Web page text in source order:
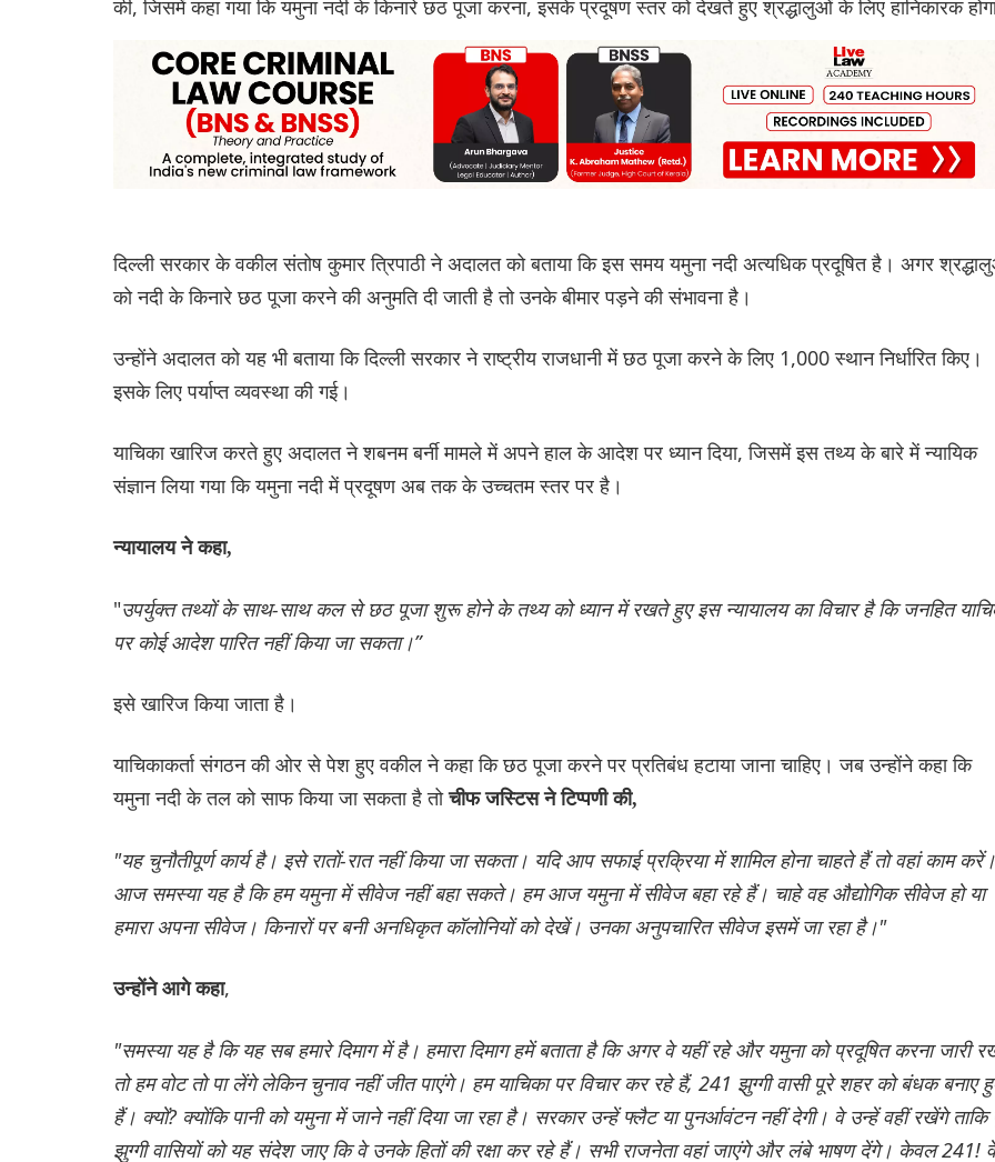
की, जिसमें कहा गया कि यमुना नदी के किनारे छठ पूजा करना, इसके प्रदूषण स्तर को देखते हुए श्रद्धालुओं के लिए हानिकारक
दिल्ली सरकार के वकील संतोष कुमार त्रिपाठी ने अदालत को बताया कि इस समय यमुना नदी अत्यधिक प्रदूषित है। अगर
को नदी के किनारे छठ पूजा करने की अनुमति दी जाती है तो उनके बीमार पड़ने की संभावना है।
उन्होंने अदालत को यह भी बताया कि दिल्ली सरकार ने राष्ट्रीय राजधानी में छठ पूजा करने के लिए 1,000 स्थान निर्धारित किए।
इसके लिए पर्याप्त व्यवस्था की गई।
याचिका खारिज करते हुए अदालत ने शबनम बर्नी मामले में अपने हाल के आदेश पर ध्यान दिया, जिसमें इस तथ्य के बारे में न्यायिक
संज्ञान लिया गया कि यमुना नदी में प्रदूषण अब तक के उच्चतम स्तर पर है।
न्यायालय ने कहा,
"उपर्युक्त तथ्यों के साथ-साथ कल से छठ पूजा शुरू होने के तथ्य को ध्यान में रखते हुए इस न्यायालय का विचार है कि जनहित
पर कोई आदेश पारित नहीं किया जा सकता।”
इसे खारिज किया जाता है।
याचिकाकर्ता संगठन की ओर से पेश हुए वकील ने कहा कि छठ पूजा करने पर प्रतिबंध हटाया जाना चाहिए। जब उन्होंने कहा कि
यमुना नदी के तल को साफ किया जा सकता है तोचीफ जस्टिस ने टिप्पणी की,
"यह चुनौतीपूर्ण कार्य है। इसे रातों-रात नहीं किया जा सकता। यदि आप सफाई प्रक्रिया में शामिल होना चाहते हैं तो वहां काम करें।
आज समस्या यह है कि हम यमुना में सीवेज नहीं बहा सकते। हम आज यमुना में सीवेज बहा रहे हैं। चाहे वह औद्योगिक सीवेज हो या
हमारा अपना सीवेज। किनारों पर बनी अनधिकृत कॉलोनियों को देखें। उनका अनुपचारित सीवेज इसमें जा रहा है।"
उन्होंने आगे कहा,
"समस्या यह है कि यह सब हमारे दिमाग में है। हमारा दिमाग हमें बताता है कि अगर वे यहीं रहे और यमुना को प्रदूषित करना जारी
तो हम वोट तो पा लेंगे लेकिन चुनाव नहीं जीत पाएंगे। हम याचिका पर विचार कर रहे हैं, 241 झुग्गी वासी पूरे शहर को बंधक बनाए
हैं। क्यों? क्योंकि पानी को यमुना में जाने नहीं दिया जा रहा है। सरकार उन्हें फ्लैट या पुनर्आवंटन नहीं देगी। वे उन्हें वहीं रखेंगे ताकि
झुग्गी वासियों को यह संदेश जाए कि वे उनके हितों की रक्षा कर रहे हैं। सभी राजनेता वहां जाएंगे और लंबे भाषण देंगे। केवल 241! वे